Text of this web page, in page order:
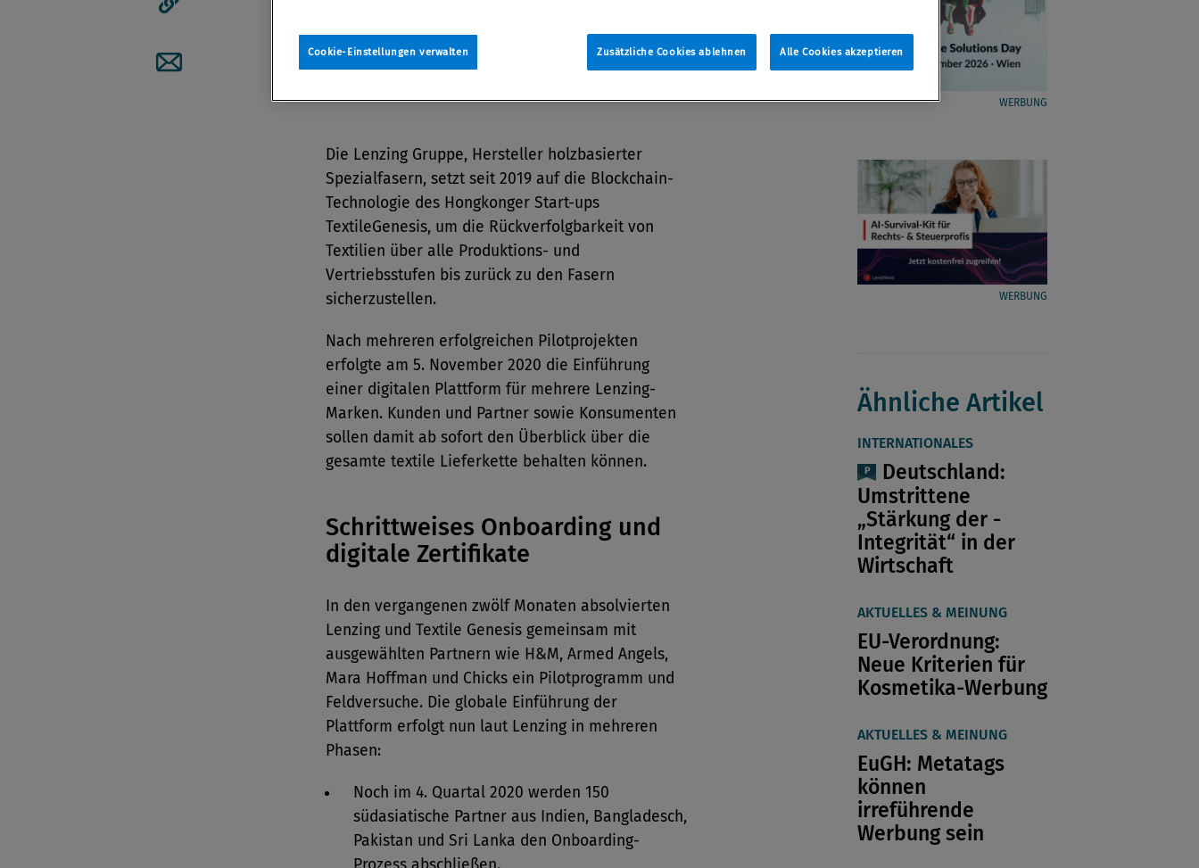
Artikellink kopieren
Von Redaktion
16. November 2020
Die Lenzing Gruppe, Hersteller holzbasierter
Spezialfasern, setzt seit 2019 auf die Blockchain-
Technologie des Hongkonger Start-ups
TextileGenesis, um die Rückverfolgbarkeit von
Textilien über alle Produktions- und
Vertriebsstufen bis zurück zu den Fasern
sicherzustellen.
Nach mehreren erfolgreichen Pilotprojekten
erfolgte am 5. November 2020 die Einführung
einer digitalen Plattform für mehrere Lenzing-
Marken. Kunden und Partner sowie Konsumenten
sollen damit ab sofort den Überblick über die
gesamte textile Lieferkette behalten können.
Schrittweises Onboarding und
digitale Zertifikate
In den vergangenen zwölf Monaten absolvierten
Lenzing und Textile Genesis gemeinsam mit
ausgewählten Partnern wie H&M, Armed Angels,
Mara Hoffman und Chicks ein Pilotprogramm und
Feldversuche. Die globale Einführung der
Plattform erfolgt nun laut Lenzing in mehreren
Phasen:
Noch im 4. Quartal 2020 werden 150
südasiatische Partner aus Indien, Bangladesch,
Pakistan und Sri Lanka den Onboarding-
WERBUNG
WERBUNG
Ähnliche Artikel
INTERNATIONALES
Deutschland:
Umstrittene
„Stärkung der ­
Integrität“ in der
Wirtschaft
AKTUELLES & MEINUNG
EU-Verordnung:
Neue Kriterien für
Kosmetika-Werbung
AKTUELLES & MEINUNG
EuGH: Metatags
können
irreführende
Werbung sein
Zusätzliche Cookies ablehnen Alle Cookies akzeptieren
Cookie-Einstellungen verwalten